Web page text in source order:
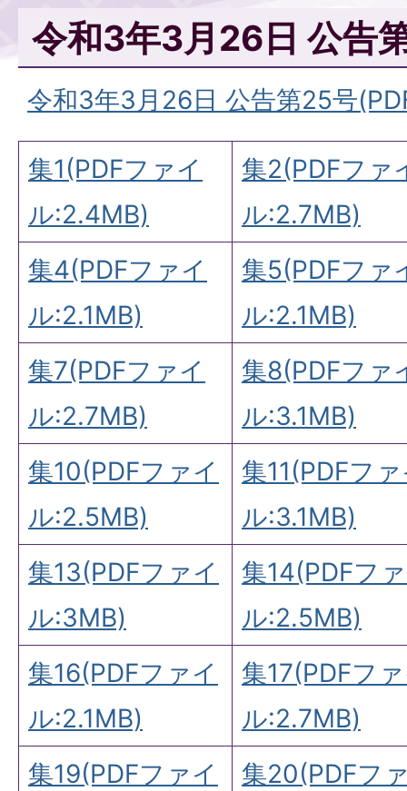
令和3年3月26日 公告
令和3年3月26日 公告第25号
集1(PDFファイ
ル:2.4MB)
集2(PDFファ
ル:2.7MB)
集4(PDFファイ
ル:2.1MB)
集5(PDFファ
ル:2.1MB)
集7(PDFファイ
ル:2.7MB)
集8(PDFファ
ル:3.1MB)
集10(PDFファイ
ル:2.5MB)
集11(PDFフ
ル:3.1MB)
集13(PDFファイ
ル:3MB)
集14(PDFフ
ル:2.5MB)
集16(PDFファイ
ル:2.1MB)
集17(PDFフ
ル:2.7MB)
集19(PDFファイ
集20(PDFフ